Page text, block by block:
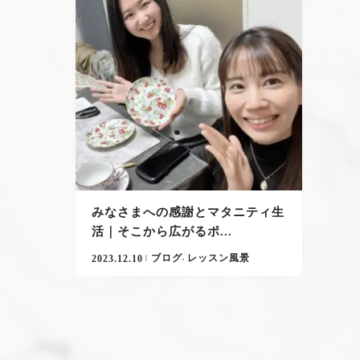
みなさまへの感謝とマタニティ生
活｜そこから広がるポ...
2023.12.10 ブログ, レッスン風景